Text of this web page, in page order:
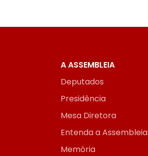
A ASSEMBLEIA
Deputados
Presidência
Mesa Diretora
Entenda a Assembleia
Memória